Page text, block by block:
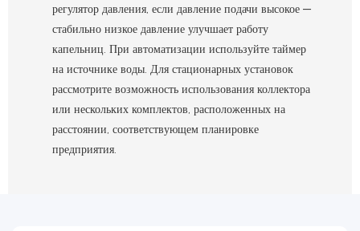
регулятор давления, если давление подачи высокое —
стабильно низкое давление улучшает работу
капельниц. При автоматизации используйте таймер
на источнике воды. Для стационарных установок
рассмотрите возможность использования коллектора
или нескольких комплектов, расположенных на
расстоянии, соответствующем планировке
предприятия.